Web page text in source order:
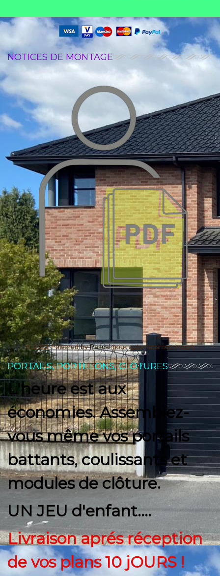
NOTICES DE MONTAGE
© 2021 Powered byPascalpour automatismes import
PORTAILS, PORTILLONS, CLÔTURES
L'heure est aux
économies. Assemblez-
vous même vos portails
battants, coulissants et
modules de clôture.
UN JEU d'enfant....
Livraison aprés réception
de vos plans 10 jOURS !